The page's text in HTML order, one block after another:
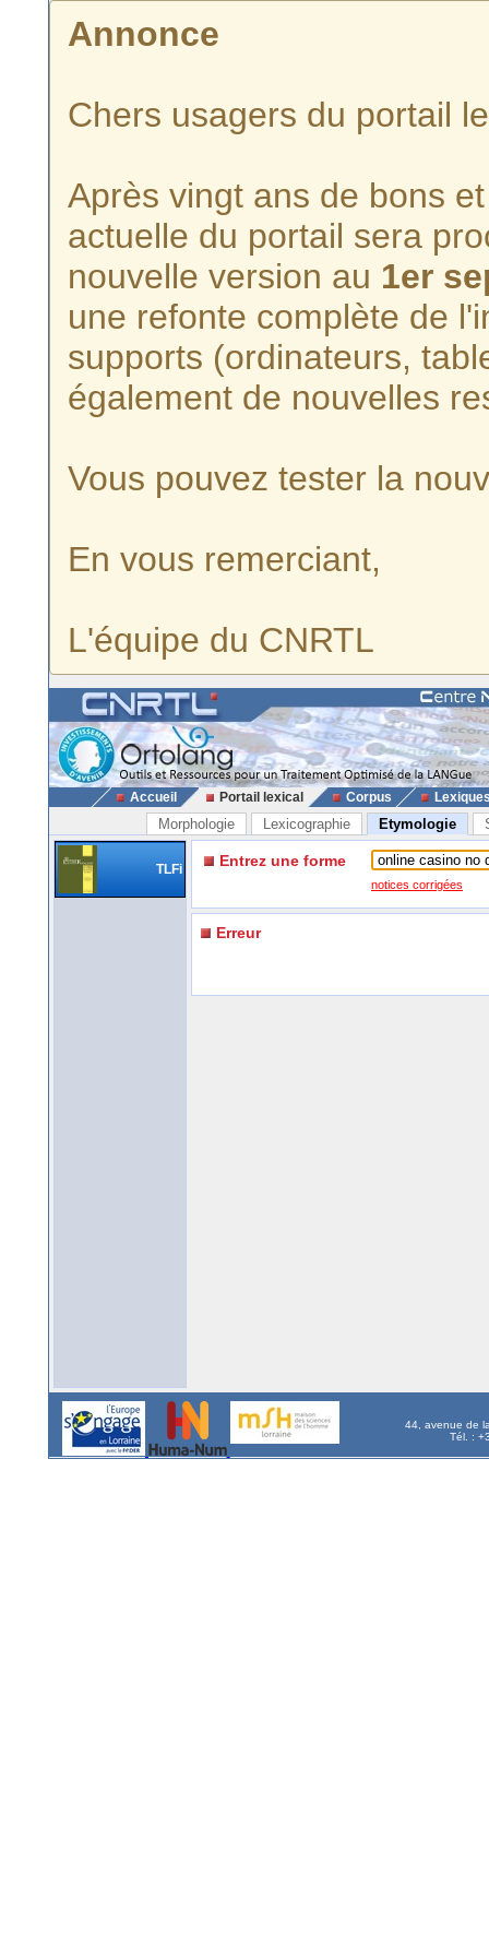
Annonce
Chers usagers du portail
Après vingt ans de bons
actuelle du portail sera
nouvelle version au 1er
une refonte complète de
supports (ordinateurs,
également de nouvelles
Vous pouvez tester la
En vous remerciant,
L'équipe du CNRTL
Accueil Portail lexical Corpus
Morphologie Lexicographie Etymologie
TLFi Entrez une forme
notices corrigées
Erreur
44, avenue de
Tél. :